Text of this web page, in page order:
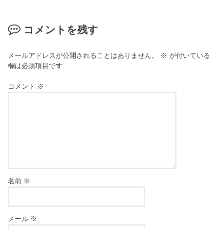
コメントを残す
メールアドレスが公開されることはありません。 ※ が付いている
欄は必須項目です
コメント ※
名前 ※
メール ※